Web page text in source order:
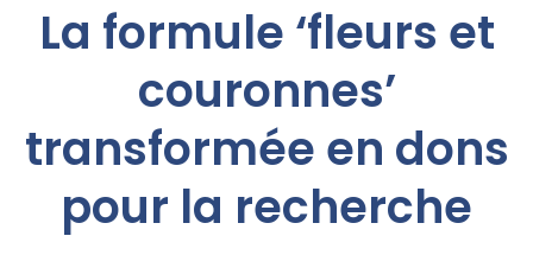
La formule ‘fleurs et
couronnes’
transformée en dons
pour la recherche